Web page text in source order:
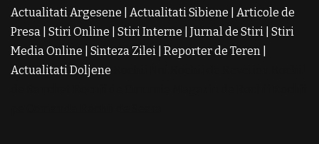
Actualitati Argesene Actualitati Sibiene
Articole de
Presa Stiri Online Stiri Interne Jurnal de Stiri Stiri
Media Online
Sinteza Zilei Reporter de Teren
Actualitati Doljene